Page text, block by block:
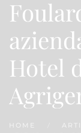
Hotel
HOME